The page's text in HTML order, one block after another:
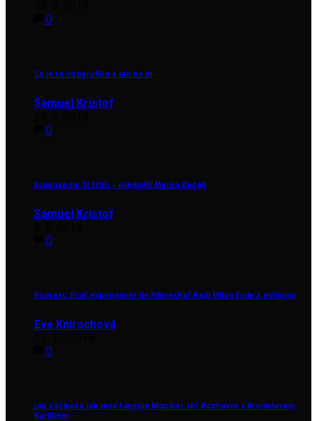
0
Co je to infografika a jak na ni
Samuel Kristof
0
Expanze na 12 trhů – přednáší Marko Bugáň
Samuel Kristof
0
Podcast: Proč expandovat do Německa? Radí Milan Fiala z eVisions
Eva Knirschová
0
Jak začínal a jak nyní funguje Muziker.sk? Rozhovor s Bronislavem
Karlíkem